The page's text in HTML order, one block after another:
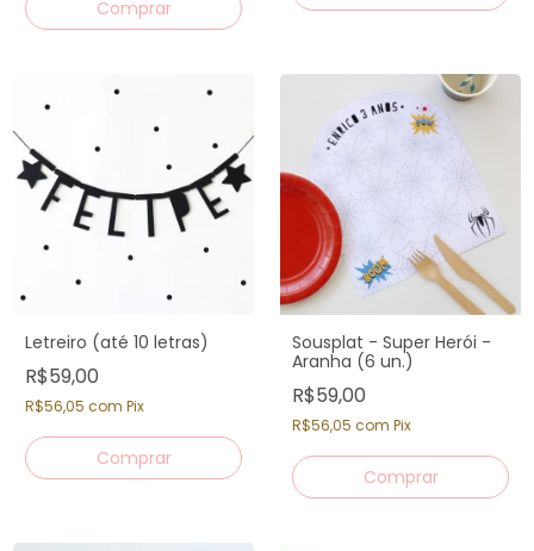
Letreiro (até 10 letras)
R$59,00
R$56,05 com Pix
Sousplat - Super Herói -
Aranha (6 un.)
R$59,00
R$56,05 com Pix